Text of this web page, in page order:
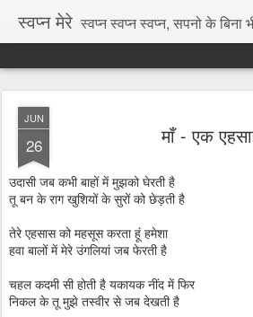
स्वप्न मेरे स्वप्न स्वप्न स्वप्न, सपनो के बिना
JUN
26 माँ - एक
उदासी जब कभी बाहों में मुझको घेरती है
तू बन के राग खुशियों के सुरों को छेड़ती है
तेरे एहसास को महसूस करता हूं हमेशा
हवा बालों में मेरे उंगलियां जब फेरती है
चहल कदमी सी होती है यकायक नींद में फिर
निकल के तू मुझे तस्वीर से जब देखती है